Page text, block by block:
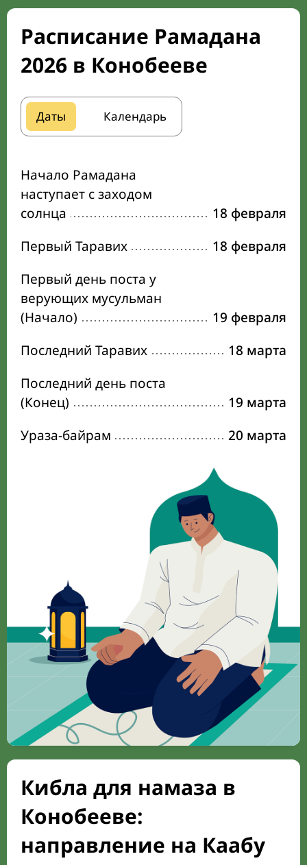
Расписание Рамадана
2026 в Конобееве
Даты Календарь
Начало Рамадана
наступает с заходом
солнца
18 февраля
Первый Таравих
18 февраля
Первый день поста у
верующих мусульман
(Начало)
19 февраля
Последний Таравих
18 марта
Последний день поста
(Конец)
19 марта
Ураза-байрам
20 марта
Кибла для намаза в
Конобееве:
направление на Каабу